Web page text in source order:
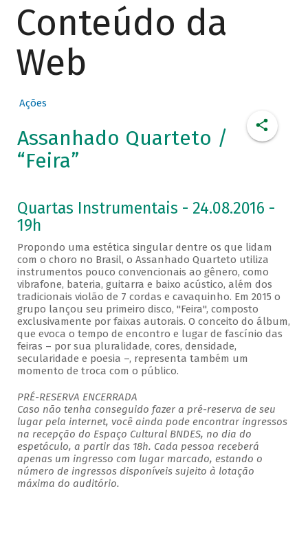
Conteúdo da
Web
Ações
Assanhado Quarteto /
“Feira”
Quartas Instrumentais - 24.08.2016 -
19h
Propondo uma estética singular dentre os que lidam
com o choro no Brasil, o Assanhado Quarteto utiliza
instrumentos pouco convencionais ao gênero, como
vibrafone, bateria, guitarra e baixo acústico, além dos
tradicionais violão de 7 cordas e cavaquinho. Em 2015 o
grupo lançou seu primeiro disco, "Feira", composto
exclusivamente por faixas autorais. O conceito do álbum,
que evoca o tempo de encontro e lugar de fascínio das
feiras – por sua pluralidade, cores, densidade,
secularidade e poesia –, representa também um
momento de troca com o público.
PRÉ-RESERVA ENCERRADA
Caso não tenha conseguido fazer a pré-reserva de seu
lugar pela internet, você ainda pode encontrar ingressos
na recepção do Espaço Cultural BNDES, no dia do
espetáculo, a partir das 18h. Cada pessoa receberá
apenas um ingresso com lugar marcado, estando o
número de ingressos disponíveis sujeito à lotação
máxima do auditório.